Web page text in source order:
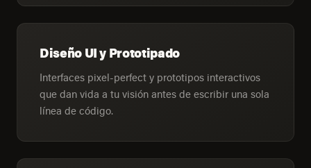
Diseño UI y Prototipado
Interfaces pixel-perfect y prototipos interactivos
que dan vida a tu visión antes de escribir una sola
línea de código.